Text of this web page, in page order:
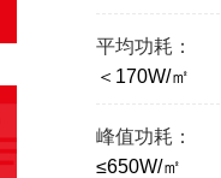
平均功耗：
＜170W/㎡
峰值功耗：
≤650W/㎡